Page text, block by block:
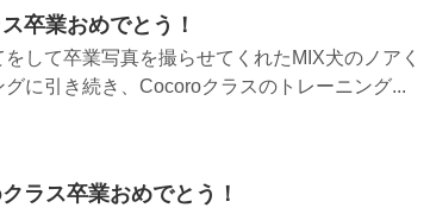
卒業おめでとう！
して卒業写真を撮らせてくれたMIX犬のノアく
に引き続き、Cocoroクラスのトレーニング...
ラス卒業おめでとう！